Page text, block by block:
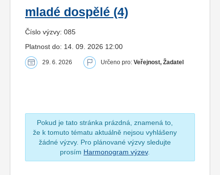
mladé dospělé (4)
Číslo výzvy: 085
Platnost do: 14. 09. 2026 12:00
29. 6. 2026 Určeno pro: Veřejnost, Žadatel
Pokud je tato stránka prázdná, znamená to,
že k tomuto tématu aktuálně nejsou vyhlášeny
žádné výzvy. Pro plánované výzvy sledujte
prosím Harmonogram výzev.